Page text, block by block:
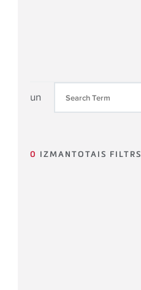
un
0 IZMANTOTAIS FILTRS